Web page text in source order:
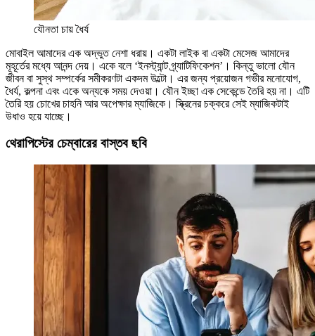
যৌনতা চায় ধৈর্য
মোবাইল আমাদের এক অদ্ভুত নেশা ধরায়। একটা লাইক বা একটা মেসেজ আমাদের
মূহূর্তের মধ্যে আনন্দ দেয়। একে বলে ‘ইনস্ট্যান্ট গ্র্যাটিফিকেশন’। কিন্তু ভালো যৌন
জীবন বা সুস্থ সম্পর্কের সমীকরণটা একদম উল্টো। এর জন্য প্রয়োজন গভীর মনোযোগ,
ধৈর্য, কল্পনা এবং একে অন্যকে সময় দেওয়া। যৌন ইচ্ছা এক সেকেন্ডে তৈরি হয় না। এটি
তৈরি হয় চোখের চাহনি আর অপেক্ষার ম্যাজিকে। স্ক্রিনের চক্করে সেই ম্যাজিকটাই
উধাও হয়ে যাচ্ছে।
থেরাপিস্টের চেম্বারের বাস্তব ছবি